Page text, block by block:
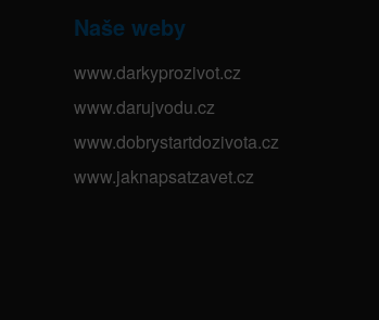
Naše weby
www.darkyprozivot.cz
www.darujvodu.cz
www.dobrystartdozivota.cz
www.jaknapsatzavet.cz